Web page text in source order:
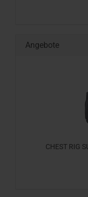
Angebote
CHEST RIG